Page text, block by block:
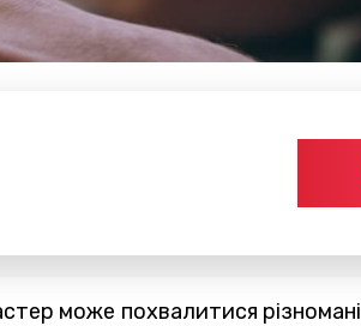
може похвалитися